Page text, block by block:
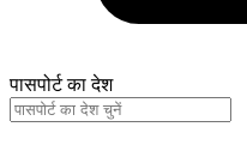
पासपोर्ट का देश